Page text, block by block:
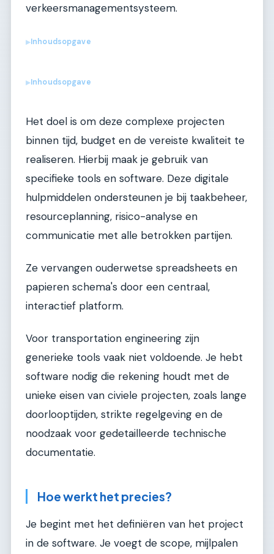
verkeersmanagementsysteem.
▶Inhoudsopgave
▶Inhoudsopgave
Het doel is om deze complexe projecten
binnen tijd, budget en de vereiste kwaliteit te
realiseren. Hierbij maak je gebruik van
specifieke tools en software. Deze digitale
hulpmiddelen ondersteunen je bij taakbeheer,
resourceplanning, risico-analyse en
communicatie met alle betrokken partijen.
Ze vervangen ouderwetse spreadsheets en
papieren schema's door een centraal,
interactief platform.
Voor transportation engineering zijn
generieke tools vaak niet voldoende. Je hebt
software nodig die rekening houdt met de
unieke eisen van civiele projecten, zoals lange
doorlooptijden, strikte regelgeving en de
noodzaak voor gedetailleerde technische
documentatie.
Hoe werkt het precies?
Je begint met het definiëren van het project
in de software. Je voegt de scope, mijlpalen